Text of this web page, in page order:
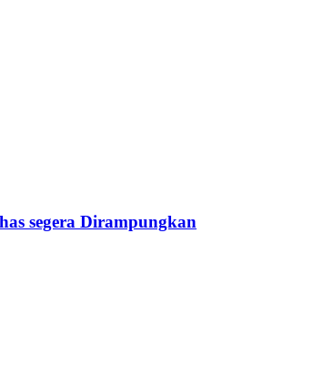
segera Dirampungkan